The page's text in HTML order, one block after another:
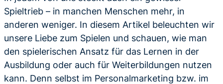
Spieltrieb – in manchen Menschen mehr, in
anderen weniger. In diesem Artikel beleuchten wir
unsere Liebe zum Spielen und schauen, wie man
den spielerischen Ansatz für das Lernen in der
Ausbildung oder auch für Weiterbildungen nutzen
kann. Denn selbst im Personalmarketing bzw. im